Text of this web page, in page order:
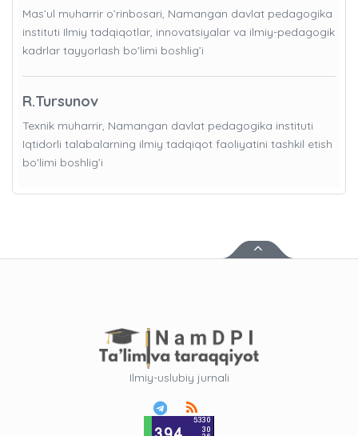
Mas’ul muharrir o’rinbosari, Namangan davlat pedagogika
instituti Ilmiy tadqiqotlar, innovatsiyalar va ilmiy-pedagogik
kadrlar tayyorlash bo'limi boshlig’i
R.Tursunov
Texnik muharrir, Namangan davlat pedagogika instituti
Iqtidorli talabalarning ilmiy tadqiqot faoliyatini tashkil etish
bo'limi boshlig’i
Ilmiy-uslubiy jurnali